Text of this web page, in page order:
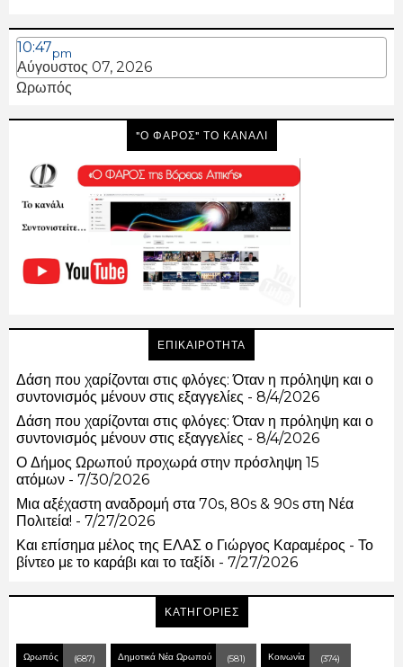
10:47pm
Αύγουστος 07, 2026
Ωρωπός
"Ο ΦΑΡΟΣ" ΤΟ ΚΑΝΑΛΙ
ΕΠΙΚΑΙΡΟΤΗΤΑ
Δάση που χαρίζονται στις φλόγες: Όταν η πρόληψη και ο
συντονισμός μένουν στις εξαγγελίες - 8/4/2026
Δάση που χαρίζονται στις φλόγες: Όταν η πρόληψη και ο
συντονισμός μένουν στις εξαγγελίες - 8/4/2026
Ο Δήμος Ωρωπού προχωρά στην πρόσληψη 15
ατόμων - 7/30/2026
Μια αξέχαστη αναδρομή στα 70s, 80s & 90s στη Νέα
Πολιτεία! - 7/27/2026
Και επίσημα μέλος της ΕΛΑΣ ο Γιώργος Καραμέρος - Το
βίντεο με το καράβι και το ταξίδι - 7/27/2026
ΚΑΤΗΓΟΡΙΕΣ
Ωρωπός (687) Δημοτικά Νέα Ωρωπού (581) Κοινωνία (374)